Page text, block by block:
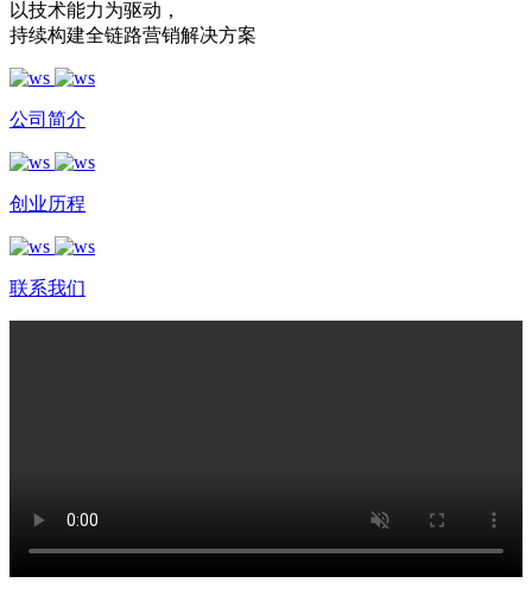
以技术能力为驱动 ，
持续构建全链路营销解决方案
公司简介
创业历程
联系我们